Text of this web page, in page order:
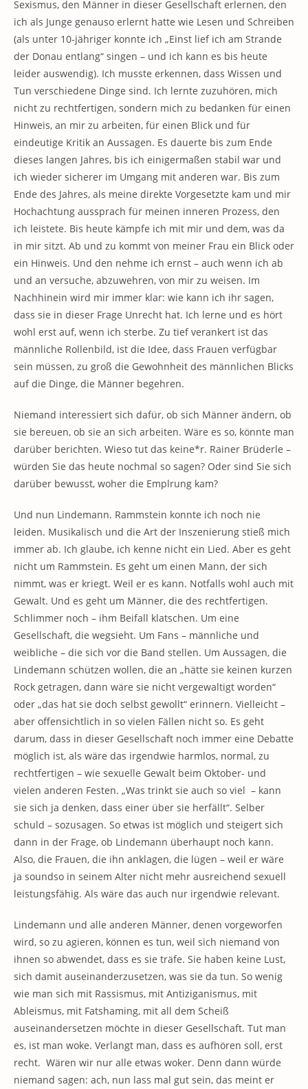
Sexismus, den Männer in dieser Gesellschaft erlernen, den
ich als Junge genauso erlernt hatte wie Lesen und Schreiben
(als unter 10-jähriger konnte ich „Einst lief ich am Strande
der Donau entlang“ singen – und ich kann es bis heute
leider auswendig). Ich musste erkennen, dass Wissen und
Tun verschiedene Dinge sind. Ich lernte zuzuhören, mich
nicht zu rechtfertigen, sondern mich zu bedanken für einen
Hinweis, an mir zu arbeiten, für einen Blick und für
eindeutige Kritik an Aussagen. Es dauerte bis zum Ende
dieses langen Jahres, bis ich einigermaßen stabil war und
ich wieder sicherer im Umgang mit anderen war. Bis zum
Ende des Jahres, als meine direkte Vorgesetzte kam und mir
Hochachtung aussprach für meinen inneren Prozess, den
ich leistete. Bis heute kämpfe ich mit mir und dem, was da
in mir sitzt. Ab und zu kommt von meiner Frau ein Blick oder
ein Hinweis. Und den nehme ich ernst – auch wenn ich ab
und an versuche, abzuwehren, von mir zu weisen. Im
Nachhinein wird mir immer klar: wie kann ich ihr sagen,
dass sie in dieser Frage Unrecht hat. Ich lerne und es hört
wohl erst auf, wenn ich sterbe. Zu tief verankert ist das
männliche Rollenbild, ist die Idee, dass Frauen verfügbar
sein müssen, zu groß die Gewohnheit des männlichen Blicks
auf die Dinge, die Männer begehren.
Niemand interessiert sich dafür, ob sich Männer ändern, ob
sie bereuen, ob sie an sich arbeiten. Wäre es so, könnte man
darüber berichten. Wieso tut das keine*r. Rainer Brüderle –
würden Sie das heute nochmal so sagen? Oder sind Sie sich
darüber bewusst, woher die Emplrung kam?
Und nun Lindemann. Rammstein konnte ich noch nie
leiden. Musikalisch und die Art der Inszenierung stieß mich
immer ab. Ich glaube, ich kenne nicht ein Lied. Aber es geht
nicht um Rammstein. Es geht um einen Mann, der sich
nimmt, was er kriegt. Weil er es kann. Notfalls wohl auch mit
Gewalt. Und es geht um Männer, die des rechtfertigen.
Schlimmer noch – ihm Beifall klatschen. Um eine
Gesellschaft, die wegsieht. Um Fans – männliche und
weibliche – die sich vor die Band stellen. Um Aussagen, die
Lindemann schützen wollen, die an „hätte sie keinen kurzen
Rock getragen, dann wäre sie nicht vergewaltigt worden“
oder „das hat sie doch selbst gewollt“ erinnern. Vielleicht –
aber offensichtlich in so vielen Fällen nicht so. Es geht
darum, dass in dieser Gesellschaft noch immer eine Debatte
möglich ist, als wäre das irgendwie harmlos, normal, zu
rechtfertigen – wie sexuelle Gewalt beim Oktober- und
vielen anderen Festen. „Was trinkt sie auch so viel – kann
sie sich ja denken, dass einer über sie herfällt“. Selber
schuld – sozusagen. So etwas ist möglich und steigert sich
dann in der Frage, ob Lindemann überhaupt noch kann.
Also, die Frauen, die ihn anklagen, die lügen – weil er wäre
ja soundso in seinem Alter nicht mehr ausreichend sexuell
leistungsfähig. Als wäre das auch nur irgendwie relevant.
Lindemann und alle anderen Männer, denen vorgeworfen
wird, so zu agieren, können es tun, weil sich niemand von
ihnen so abwendet, dass es sie träfe. Sie haben keine Lust,
sich damit auseinanderzusetzen, was sie da tun. So wenig
wie man sich mit Rassismus, mit Antiziganismus, mit
Ableismus, mit Fatshaming, mit all dem Scheiß
auseinandersetzen möchte in dieser Gesellschaft. Tut man
es, ist man woke. Verlangt man, dass es aufhören soll, erst
recht. Wären wir nur alle etwas woker. Denn dann würde
niemand sagen: ach, nun lass mal gut sein, das meint er